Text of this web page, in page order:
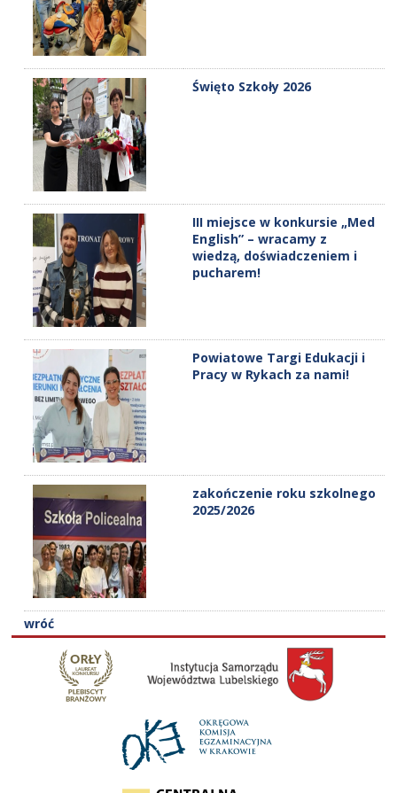
Święto Szkoły 2026
III miejsce w konkursie „Med
English” – wracamy z
wiedzą, doświadczeniem i
pucharem!
Powiatowe Targi Edukacji i
Pracy w Rykach za nami!
zakończenie roku szkolnego
2025/2026
wróć